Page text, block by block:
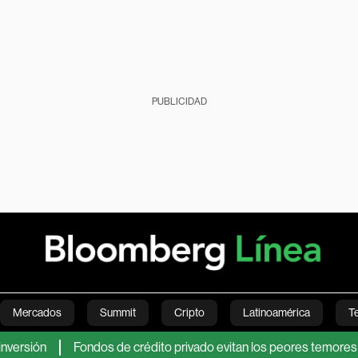
PUBLICIDAD
Mercados Summit Cripto Latinoamérica
Economía Estilo de vida Mundo Videos
Fondos de crédito privado evitan los peores temores y se